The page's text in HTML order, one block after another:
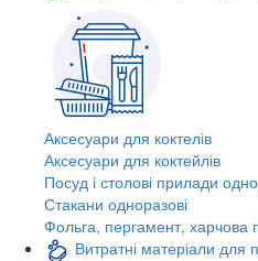
Аксесуари для коктелів
Аксесуари для коктейлів
Посуд і столові прилади
Стакани одноразові
Фольга, пергамент, харчова
Витратні матеріали для